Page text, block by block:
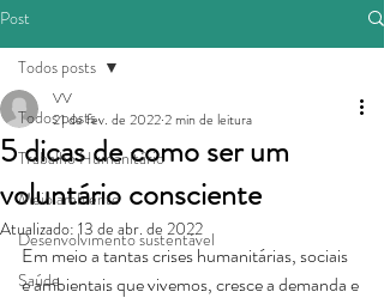
Post
Todos posts
Trabalho Humanitário
Meio ambiente
Desenvolvimento sustentável
Saúde
Todos posts
5 dicas de como ser um
voluntário consciente
VV
21 de fev. de 20222 min de leitura
Atualizado: 13 de abr. de 2022
Em meio a tantas crises humanitárias, sociais
e ambientais que vivemos, cresce a demanda e